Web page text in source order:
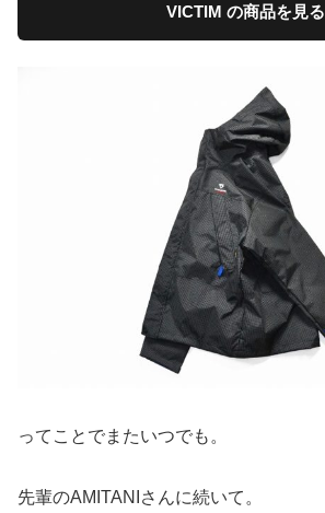
VICTIM の商品を見る
ってことでまたいつでも。
先輩のAMITANIさんに続いて。